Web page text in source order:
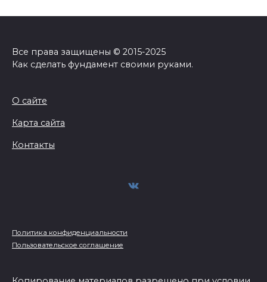
Все права защищены © 2015-2025
Как сделать фундамент своими руками.
О сайте
Карта сайта
Контакты
Политика конфиденциальности
Пользовательское соглашение